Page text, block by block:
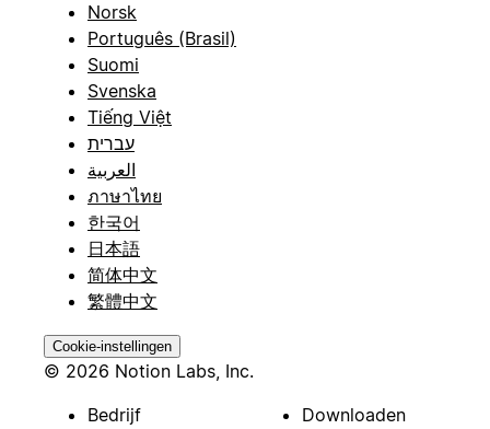
Norsk
Português (Brasil)
Suomi
Svenska
Tiếng Việt
עברית
العربية
ภาษาไทย
한국어
日本語
简体中文
繁體中文
Cookie-instellingen
© 2026 Notion Labs, Inc.
Bedrijf
Downloaden